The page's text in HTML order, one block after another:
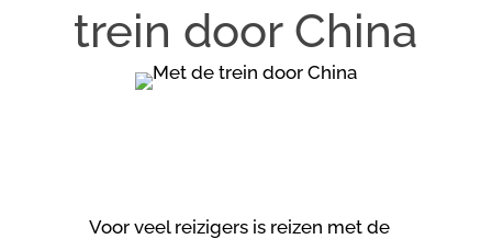
trein door China
Voor veel reizigers is reizen met de